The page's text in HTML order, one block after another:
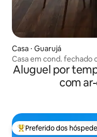
Casa ⋅ Guarujá
Casa em cond. fechado
Aluguel por
com
Entre os melhores
Preferido dos